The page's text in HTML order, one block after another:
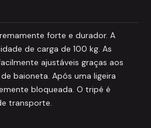
forte e durador. A
de carga de 100 kg. As
ajustáveis graças aos
baioneta. Após uma ligeira
bloqueada. O tripé é
transporte.